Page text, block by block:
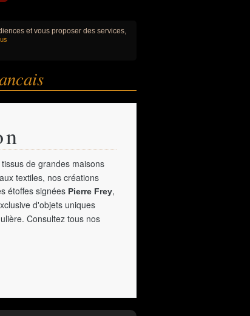
et vous proposer des services,
de grandes maisons
textiles, nos créations
étoffes signées Pierre Frey,
d'objets uniques
Consultez tous nos